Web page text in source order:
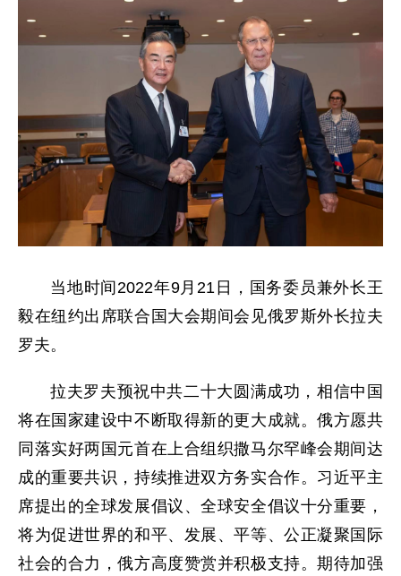
当地时间2022年9月21日，国务委员兼外长王
毅在纽约出席联合国大会期间会见俄罗斯外长拉夫
罗夫。
拉夫罗夫预祝中共二十大圆满成功，相信中国
将在国家建设中不断取得新的更大成就。俄方愿共
同落实好两国元首在上合组织撒马尔罕峰会期间达
成的重要共识，持续推进双方务实合作。习近平主
席提出的全球发展倡议、全球安全倡议十分重要，
将为促进世界的和平、发展、平等、公正凝聚国际
社会的合力，俄方高度赞赏并积极支持。期待加强